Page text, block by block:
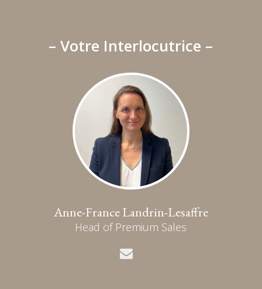
– Votre Interlocutrice –
Anne-France Landrin-Lesaffre
Head of Premium Sales